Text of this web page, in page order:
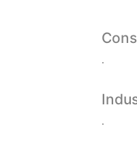
.
.